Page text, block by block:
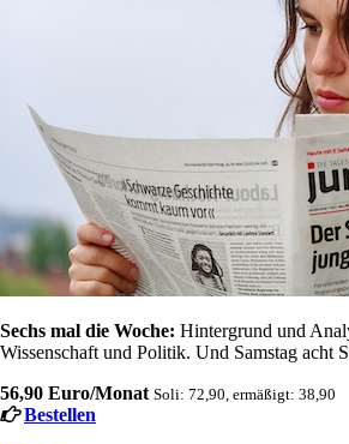
Sechs mal die Woche: Hintergrund und
Wissenschaft und Politik. Und Samstag acht
56,90 Euro/Monat Soli: 72,90, ermäßigt: 38,90
Bestellen